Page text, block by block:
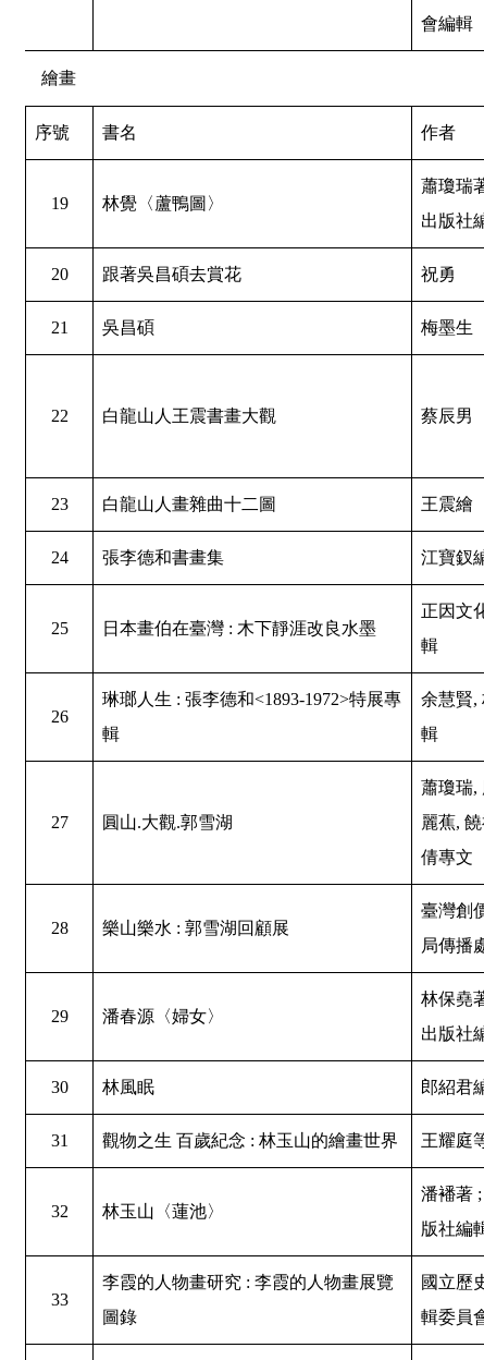
會編輯
繪畫
序號 書名 作者
19 林覺〈蘆鴨圖〉
蕭瓊瑞
出版社
20 跟著吳昌碩去賞花 祝勇
21 吳昌碩 梅墨生
22 白龍山人王震書畫大觀 蔡辰男
23 白龍山人畫雜曲十二圖 王震繪
24 張李德和書畫集 江寶釵
25 日本畫伯在臺灣 : 木下靜涯改良水墨
正因文
輯
26
琳瑯人生 : 張李德和<1893-1972>特展專
輯
余慧賢,
輯
27 圓山.大觀.郭雪湖
蕭瓊瑞,
麗蕉,
倩專文
28 樂山樂水 : 郭雪湖回顧展
臺灣創
局傳播
29 潘春源〈婦女〉
林保堯
出版社
30 林風眠 郎紹君
31 觀物之生 百歲紀念 : 林玉山的繪畫世界 王耀庭
32 林玉山〈蓮池〉
潘襎著
版社編
33
李霞的人物畫研究 : 李霞的人物畫展覽
圖錄
國立歷
輯委員